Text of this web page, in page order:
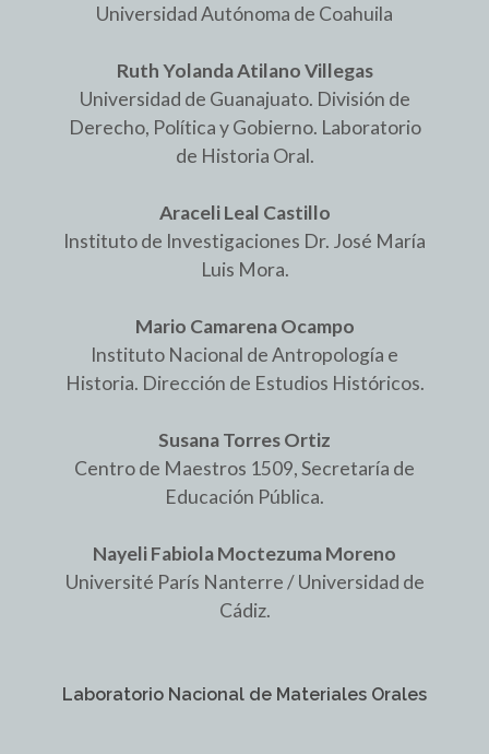
Universidad Autónoma de Coahuila
Ruth Yolanda Atilano Villegas
Universidad de Guanajuato. División de
Derecho, Política y Gobierno. Laboratorio
de Historia Oral.
Araceli Leal Castillo
Instituto de Investigaciones Dr. José María
Luis Mora.
Mario Camarena Ocampo
Instituto Nacional de Antropología e
Historia. Dirección de Estudios Históricos.
Susana Torres Ortiz
Centro de Maestros 1509, Secretaría de
Educación Pública.
Nayeli Fabiola Moctezuma Moreno
Université París Nanterre / Universidad de
Cádiz.
Laboratorio Nacional de Materiales Orales